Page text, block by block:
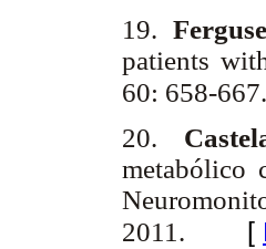
19.
patients
60: 658-667.
20.
metabólico
2011. [